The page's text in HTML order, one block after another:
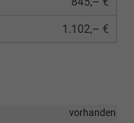
1.102,– €
vorhanden